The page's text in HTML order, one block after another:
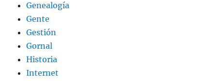
Genealogía
Gente
Gestión
Gornal
Historia
Internet